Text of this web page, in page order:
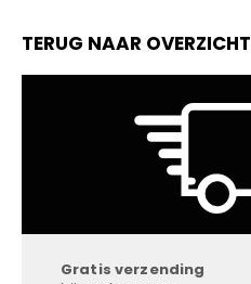
TERUG NAAR OVERZICHT
Gratis verzending